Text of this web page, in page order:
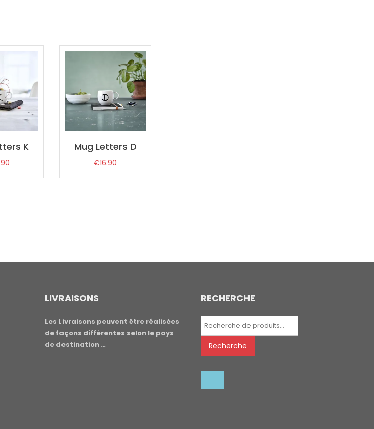
K Mug Letters D
€16.90
LIVRAISONS
Les Livraisons peuvent être réalisées
de façons différentes selon le pays
de destination …
RECHERCHE
Recherche
Recherche